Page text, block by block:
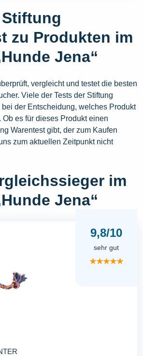
zu Produkten im
Jena“
vergleicht und testet die besten
Viele der Tests der Stiftung
der Entscheidung, welches Produkt
es für dieses Produkt einen
Warentest gibt, der zum Kaufen
zum aktuellen Zeitpunkt nicht
im
Jena“
9,8/10
sehr gut
★★★★★